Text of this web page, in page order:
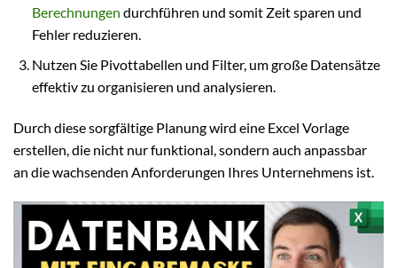
Berechnungen durchführen und somit Zeit sparen und
Fehler reduzieren.
Nutzen Sie Pivottabellen und Filter, um große Datensätze
effektiv zu organisieren und analysieren.
Durch diese sorgfältige Planung wird eine Excel Vorlage
erstellen, die nicht nur funktional, sondern auch anpassbar
an die wachsenden Anforderungen Ihres Unternehmens ist.